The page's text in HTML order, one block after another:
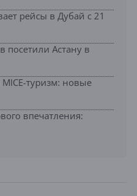
рейсы в Дубай с 21
посетили Астану в
туризм: новые
впечатления: